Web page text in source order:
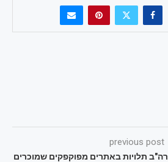
previous post
תלויות באתרים מפוקפקים שמוכרים